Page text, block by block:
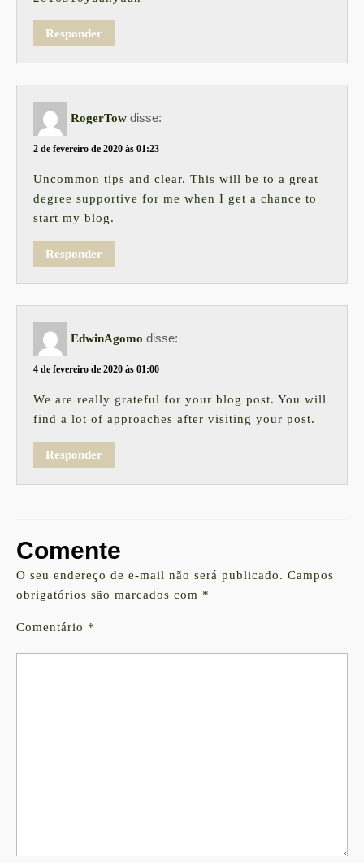
Responder
RogerTow disse:
2 de fevereiro de 2020 às 01:23
Uncommon tips and clear. This will be to a great
degree supportive for me when I get a chance to
start my blog.
Responder
EdwinAgomo disse:
4 de fevereiro de 2020 às 01:00
We are really grateful for your blog post. You will
find a lot of approaches after visiting your post.
Responder
Comente
O seu endereço de e-mail não será publicado. Campos
obrigatórios são marcados com *
Comentário *